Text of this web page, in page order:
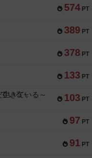
574 PT
389 PT
378 PT
133 PT
103 PT
きている～
97 PT
91 PT